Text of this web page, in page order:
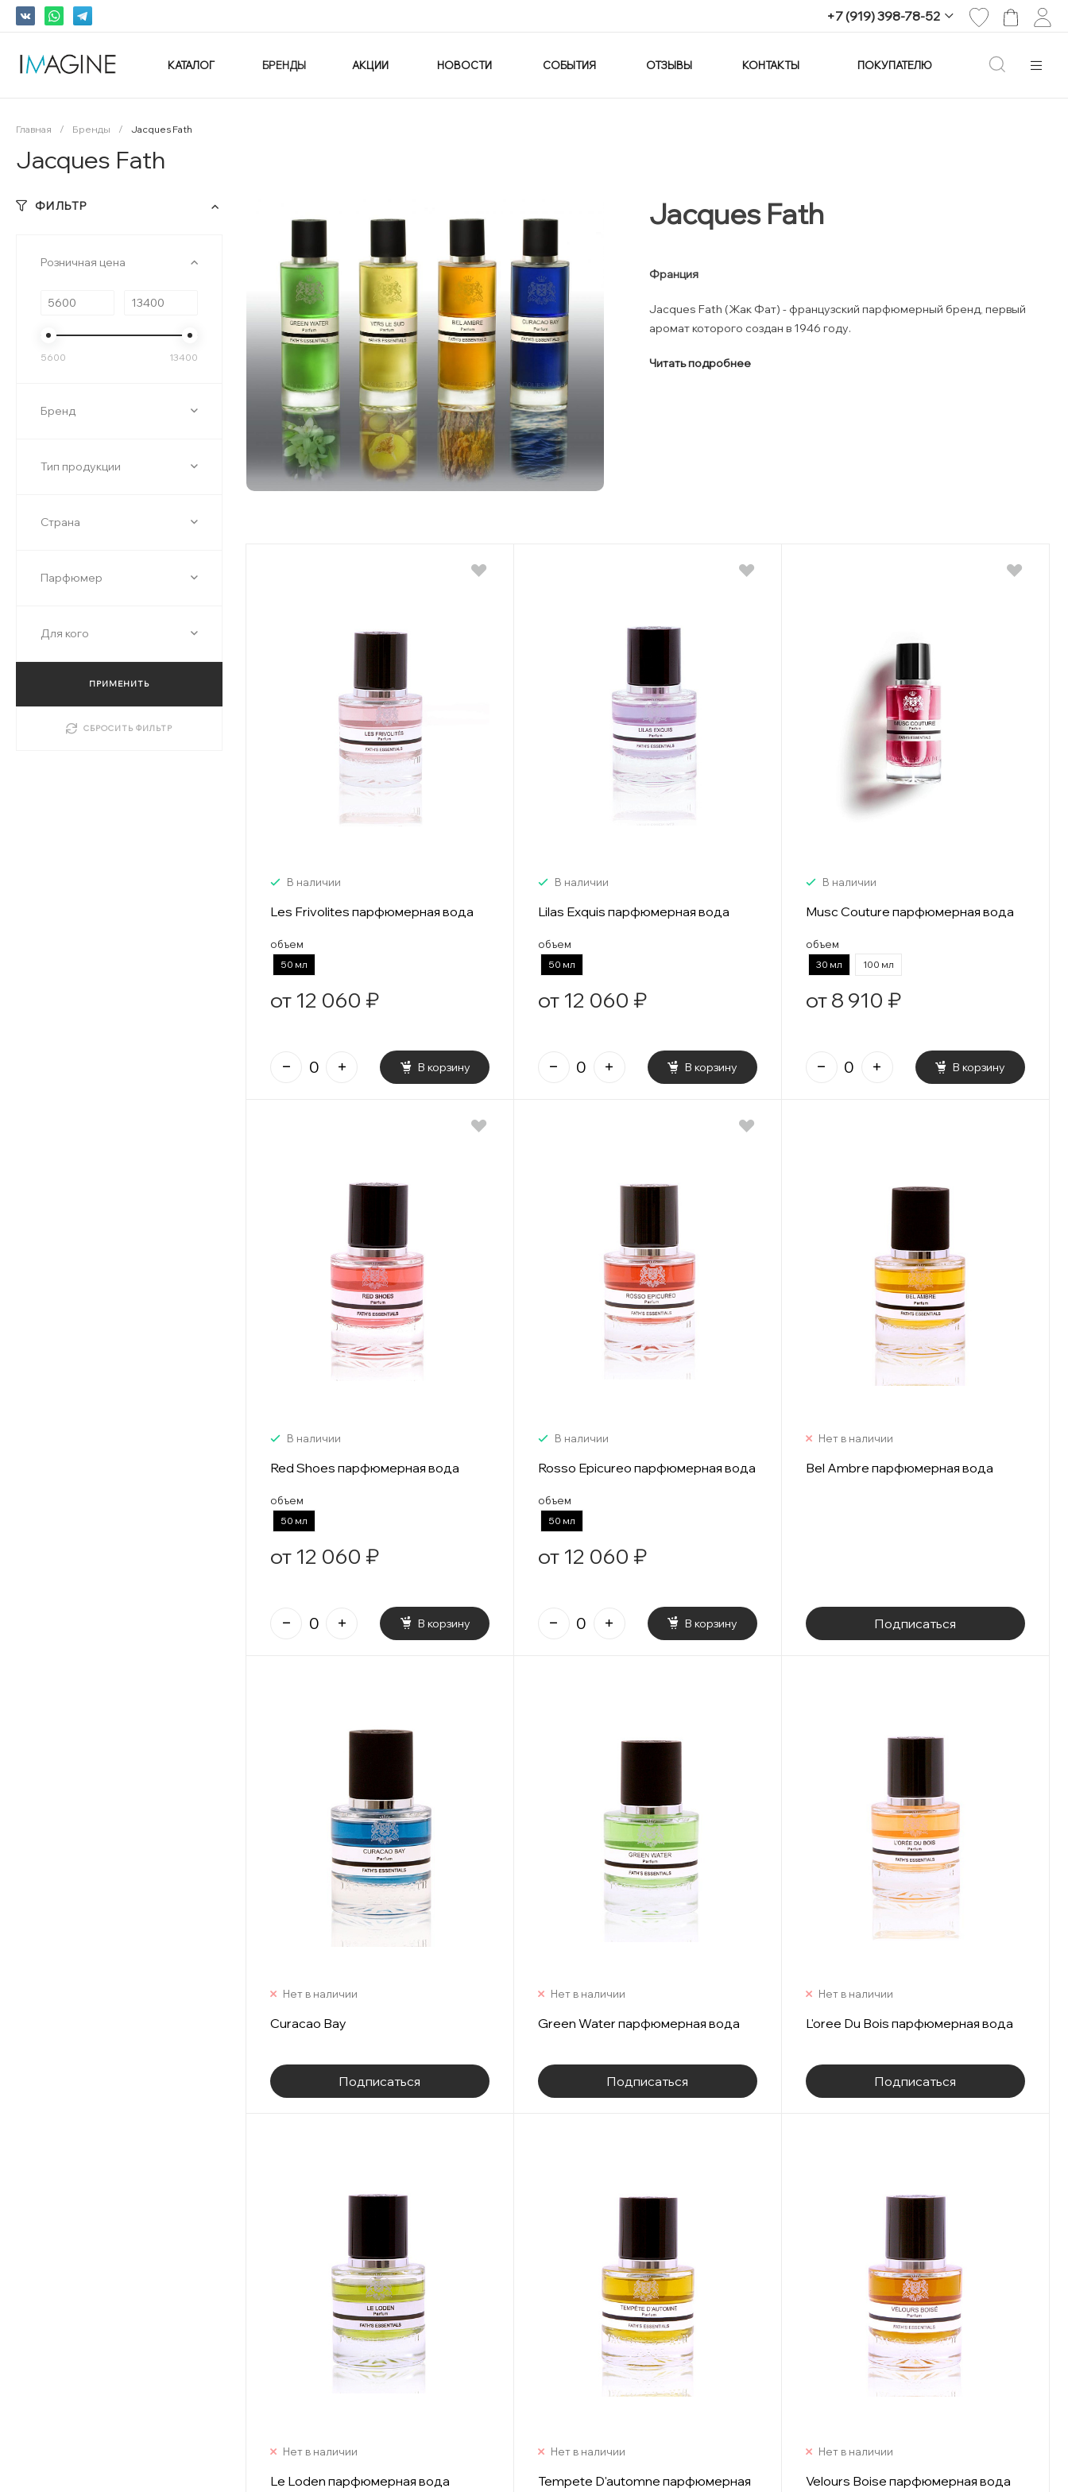
+7 (919) 398-78-52
+7 (919) 398-78-52
КАТАЛОГ БРЕНДЫ АКЦИИ НОВОСТИ СОБЫТИЯ ОТЗЫВЫ КОНТАКТЫ ПОКУПАТЕЛЮ
Главная / Бренды / Jacques Fath
Jacques Fath
ФИЛЬТР
Розничная цена
5600 13400
Бренд
Тип продукции
Страна
Парфюмер
Для кого
ПРИМЕНИТЬ
СБРОСИТЬ ФИЛЬТР
Jacques Fath
Франция
Jacques Fath (Жак Фат) - французский парфюмерный бренд, первый
аромат которого создан в 1946 году.
Читать подробнее
В наличии
Les Frivolites парфюмерная вода
объем
50 мл
от 12 060 ₽
В корзину
В наличии
Lilas Exquis парфюмерная вода
объем
50 мл
от 12 060 ₽
В корзину
В наличии
Musc Couture парфюмерная вода
объем
30 мл 100 мл
от 8 910 ₽
В корзину
В наличии
Red Shoes парфюмерная вода
объем
50 мл
от 12 060 ₽
В корзину
В наличии
Rosso Epicureo парфюмерная вода
объем
50 мл
от 12 060 ₽
В корзину
Нет в наличии
Bel Ambre парфюмерная вода
Подписаться
Нет в наличии
Curacao Bay
Подписаться
Нет в наличии
Green Water парфюмерная вода
Подписаться
Нет в наличии
L'oree Du Bois парфюмерная вода
Подписаться
Нет в наличии
Le Loden парфюмерная вода
Нет в наличии
Tempete D'automne парфюмерная
Нет в наличии
Velours Boise парфюмерная вода